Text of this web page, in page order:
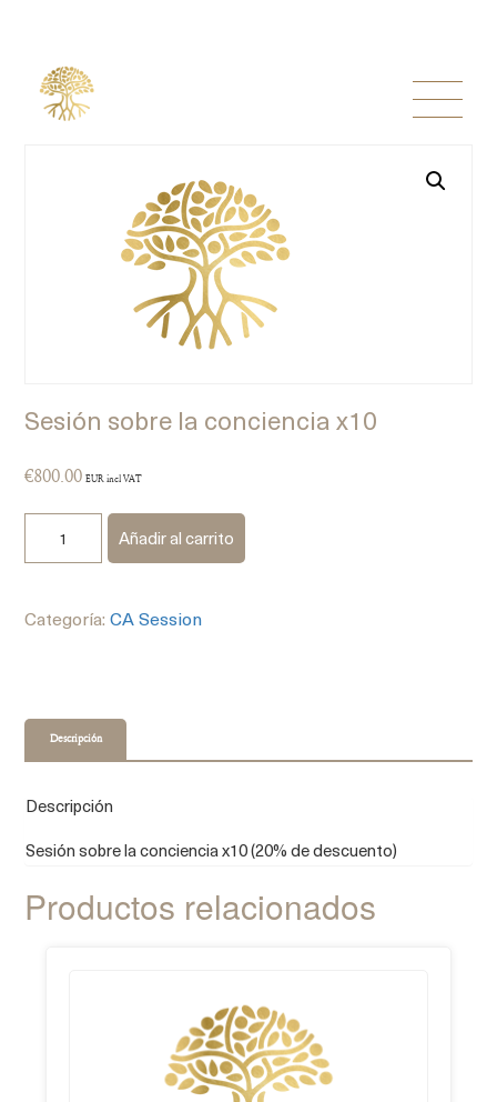
Sesión sobre la conciencia x10
€800.00 EUR incl VAT
Añadir al carrito
Categoría:CA Session
Descripción
Descripción
Sesión sobre la conciencia x10 (20% de descuento)
Productos relacionados